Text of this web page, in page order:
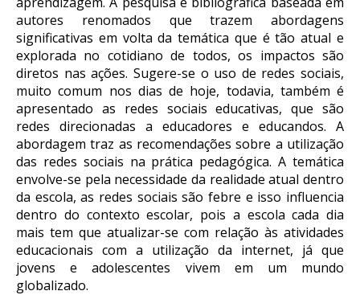
autores renomados que trazem abordagens
significativas em volta da temática que é tão atual e
explorada no cotidiano de todos, os impactos são
diretos nas ações. Sugere-se o uso de redes sociais,
muito comum nos dias de hoje, todavia, também é
apresentado as redes sociais educativas, que são
redes direcionadas a educadores e educandos. A
abordagem traz as recomendações sobre a utilização
das redes sociais na prática pedagógica. A temática
envolve-se pela necessidade da realidade atual dentro
da escola, as redes sociais são febre e isso influencia
dentro do contexto escolar, pois a escola cada dia
mais tem que atualizar-se com relação às atividades
educacionais com a utilização da internet, já que
jovens e adolescentes vivem em um mundo
globalizado.